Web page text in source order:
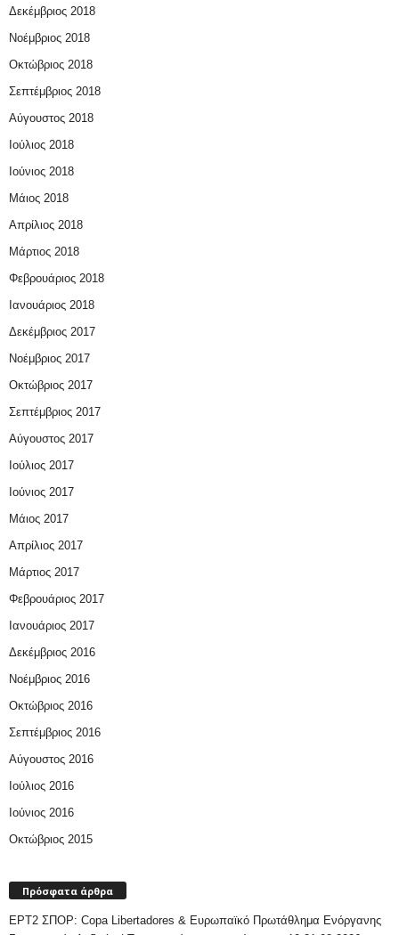
Δεκέμβριος 2018
Νοέμβριος 2018
Οκτώβριος 2018
Σεπτέμβριος 2018
Αύγουστος 2018
Ιούλιος 2018
Ιούνιος 2018
Μάιος 2018
Απρίλιος 2018
Μάρτιος 2018
Φεβρουάριος 2018
Ιανουάριος 2018
Δεκέμβριος 2017
Νοέμβριος 2017
Οκτώβριος 2017
Σεπτέμβριος 2017
Αύγουστος 2017
Ιούλιος 2017
Ιούνιος 2017
Μάιος 2017
Απρίλιος 2017
Μάρτιος 2017
Φεβρουάριος 2017
Ιανουάριος 2017
Δεκέμβριος 2016
Νοέμβριος 2016
Οκτώβριος 2016
Σεπτέμβριος 2016
Αύγουστος 2016
Ιούλιος 2016
Ιούνιος 2016
Οκτώβριος 2015
Πρόσφατα άρθρα
ΕΡΤ2 ΣΠΟΡ: Copa Libertadores & Ευρωπαϊκό Πρωτάθλημα Ενόργανης